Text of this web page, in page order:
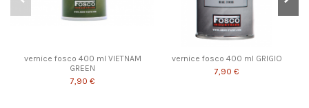
vernice fosco 400 ml VIETNAM
GREEN
7,90 €
vernice fosco 400 ml GRIGIO
7,90 €